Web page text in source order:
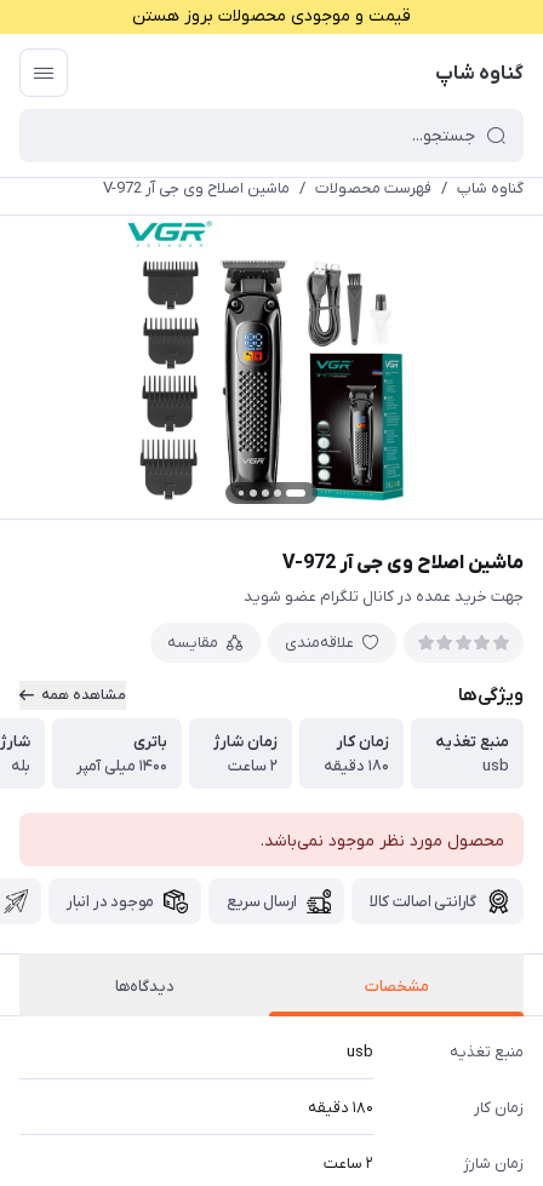
قیمت و موجودی محصولات بروز هستن
گناوه شاپ
گناوه شاپ / فهرست محصولات / ماشین اصلاح وی جی آر V-972
ماشین اصلاح وی جی آر V-972
جهت خرید عمده در کانال تلگرام عضو شوید
علاقه‌مندی مقایسه
ویژگی‌ها مشاهده همه
منبع تغذیه
usb
زمان کار
۱۸۰ دقیقه
زمان شارژ
۲ ساعت
باتری
۱۴۰۰ میلی آمپر
بله
محصول مورد نظر موجود نمی‌باشد.
گارانتی اصالت کالا ارسال سریع موجود در انبار
مشخصات دیدگاه‌ها
منبع تغذیه usb
زمان کار ۱۸۰ دقیقه
زمان شارژ ۲ ساعت